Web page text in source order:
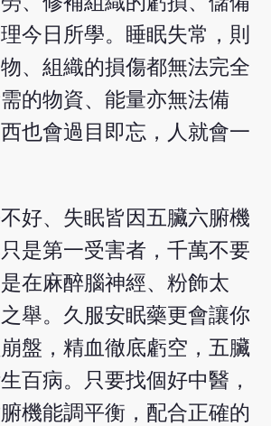
今日所學。睡眠失常，則
、組織的損傷都無法完全
的物資、能量亦無法備
也會過目即忘，人就會一
好、失眠皆因五臟六腑機
是第一受害者，千萬不要
在麻醉腦神經、粉飾太
舉。久服安眠藥更會讓你
盤，精血徹底虧空，五臟
百病。只要找個好中醫，
機能調平衡，配合正確的